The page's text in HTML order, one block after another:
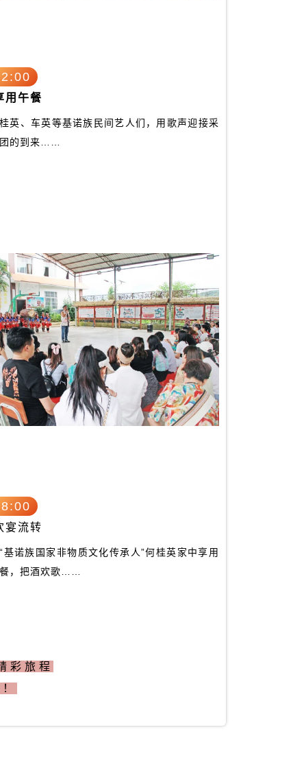
用午餐
英、车英等基诺族民间艺人们，用歌声迎接采
的到来……
宴流转
基诺族国家非物质文化传承人”何桂英家中享用
，把酒欢歌……
彩旅程